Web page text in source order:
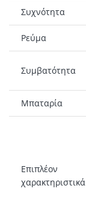
Συχνότητα
Ρεύμα
Συμβατότητα
Μπαταρία
Επιπλέον
χαρακτηριστικά